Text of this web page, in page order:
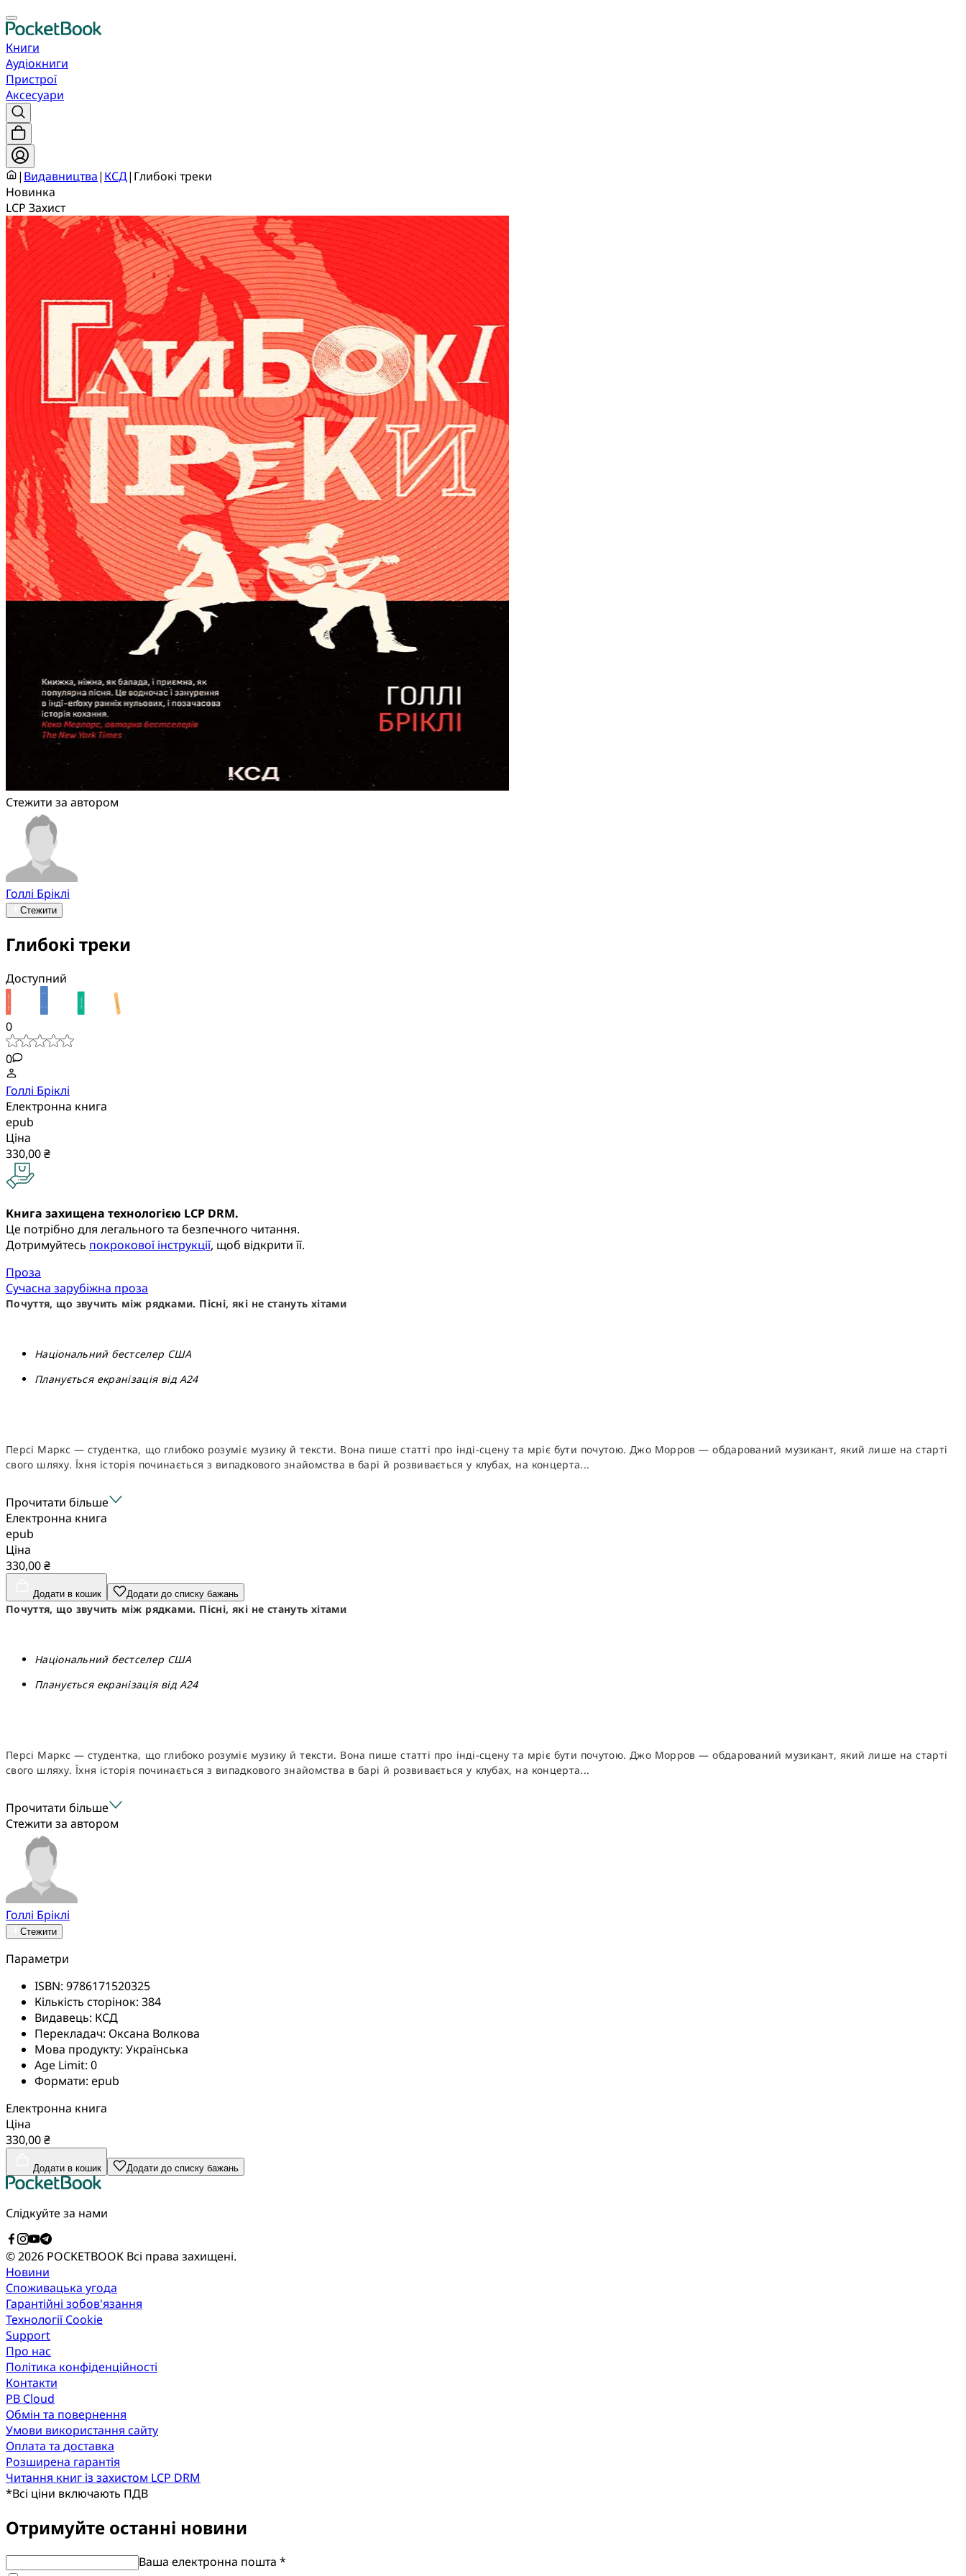
Книги
Аудіокниги
Пристрої
Аксесуари
| Видавництва| КСД| Глибокі треки
Новинка
LCP Захист
Стежити за автором
Голлі Бріклі
Стежити
Глибокі треки
Доступний
0
0
Голлі Бріклі
Електронна книга
epub
Ціна
330,00 ₴
Книга захищена технологією LCP DRM.
Це потрібно для легального та безпечного читання.
Дотримуйтесь покрокової інструкції, щоб відкрити її.
Проза
Сучасна зарубіжна проза
Почуття, що звучить між рядками. Пісні, які не стануть хітами
Національний бестселер США
Планується екранізація від А24
Персі Маркс — студентка, що глибоко розуміє музику й тексти. Вона пише статті про інді-сцену та мріє бути почутою. Джо Морров — обдарований музикант, який лише на старті
свого шляху. Їхня історія починається з випадкового знайомства в барі й розвивається у клубах, на концерта...
Прочитати більше
Електронна книга
epub
Ціна
330,00 ₴
Додати в кошик Додати до списку бажань
Почуття, що звучить між рядками. Пісні, які не стануть хітами
Національний бестселер США
Планується екранізація від А24
Персі Маркс — студентка, що глибоко розуміє музику й тексти. Вона пише статті про інді-сцену та мріє бути почутою. Джо Морров — обдарований музикант, який лише на старті
свого шляху. Їхня історія починається з випадкового знайомства в барі й розвивається у клубах, на концерта...
Прочитати більше
Стежити за автором
Голлі Бріклі
Стежити
Параметри
ISBN: 9786171520325
Кількість сторінок: 384
Видавець: КСД
Перекладач: Оксана Волкова
Мова продукту: Українська
Age Limit: 0
Формати: epub
Електронна книга
Ціна
330,00 ₴
Додати в кошик Додати до списку бажань
Слідкуйте за нами
© 2026 POCKETBOOK Всі права захищені.
Новини
Споживацька угода
Гарантійні зобов'язання
Технології Cookie
Support
Про нас
Політика конфіденційності
Контакти
PB Cloud
Обмін та повернення
Умови використання сайту
Оплата та доставка
Розширена гарантія
Читання книг із захистом LCP DRM
*Всі ціни включають ПДВ
Отримуйте останні новини
Ваша електронна пошта *